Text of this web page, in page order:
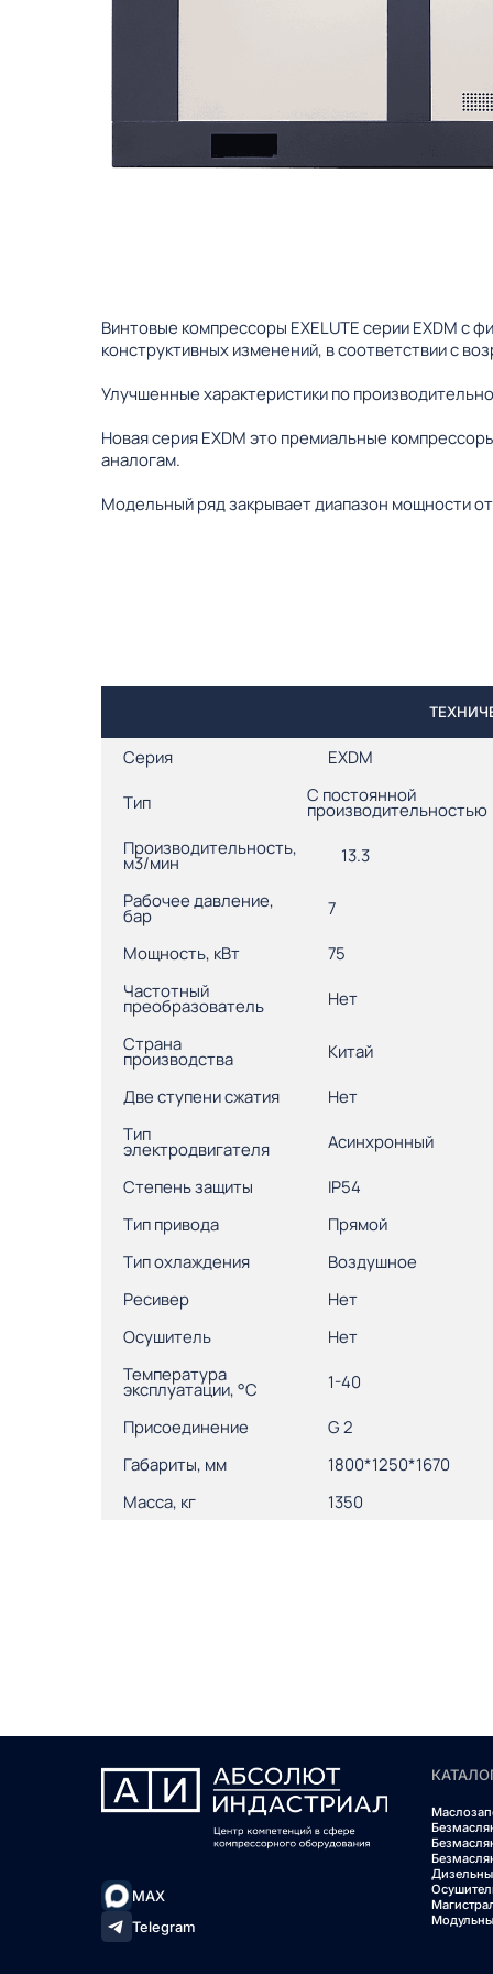
Винтовые компрессоры EXELUTE серии EXDM
конструктивных изменений, в соответствии с
Улучшенные характеристики по
Новая серия EXDM это премиальные
аналогам.
Модельный ряд закрывает диапазон мощности
Серия EXDM
Тип С постоянной
производительностью
Производительность,
м3/мин 13.3
Рабочее давление,
бар 7
Мощность, кВт
75
Частотный
преобразователь Нет
Страна
производства Китай
Две ступени сжатия
Нет
Тип
электродвигателя Асинхронный
Степень защиты
IP54
Тип привода
Прямой
Тип охлаждения
Воздушное
Ресивер
Нет
Осушитель
Нет
Температура
эксплуатации, °С 1-40
Присоединение
G 2
Габариты, мм
1800*1250*1670
Масса, кг
1350
MAX
Telegram